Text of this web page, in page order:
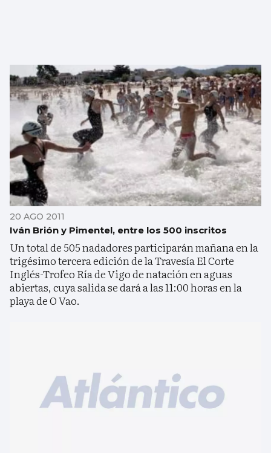
20 AGO 2011
Iván Brión y Pimentel, entre los 500 inscritos
Un total de 505 nadadores participarán mañana en la
trigésimo tercera edición de la Travesía El Corte
Inglés-Trofeo Ría de Vigo de natación en aguas
abiertas, cuya salida se dará a las 11:00 horas en la
playa de O Vao.